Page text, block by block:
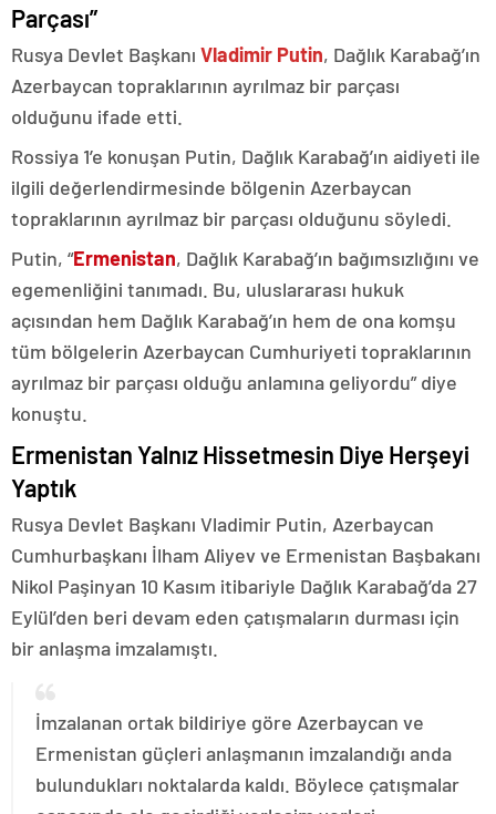
Parçası”
Rusya Devlet Başkanı Vladimir Putin, Dağlık Karabağ’ın
Azerbaycan topraklarının ayrılmaz bir parçası
olduğunu ifade etti.
Rossiya 1’e konuşan Putin, Dağlık Karabağ’ın aidiyeti ile
ilgili değerlendirmesinde bölgenin Azerbaycan
topraklarının ayrılmaz bir parçası olduğunu söyledi.
Putin, “Ermenistan, Dağlık Karabağ’ın bağımsızlığını ve
egemenliğini tanımadı. Bu, uluslararası hukuk
açısından hem Dağlık Karabağ’ın hem de ona komşu
tüm bölgelerin Azerbaycan Cumhuriyeti topraklarının
ayrılmaz bir parçası olduğu anlamına geliyordu” diye
konuştu.
Ermenistan Yalnız Hissetmesin Diye Herşeyi
Yaptık
Rusya Devlet Başkanı Vladimir Putin, Azerbaycan
Cumhurbaşkanı İlham Aliyev ve Ermenistan Başbakanı
Nikol Paşinyan 10 Kasım itibariyle Dağlık Karabağ’da 27
Eylül’den beri devam eden çatışmaların durması için
bir anlaşma imzalamıştı.
İmzalanan ortak bildiriye göre Azerbaycan ve
Ermenistan güçleri anlaşmanın imzalandığı anda
bulundukları noktalarda kaldı. Böylece çatışmalar